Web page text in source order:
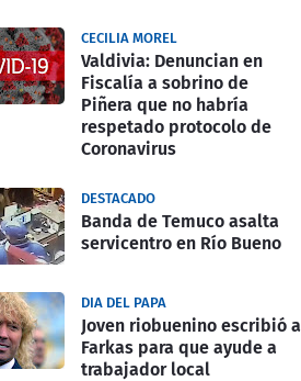
CECILIA MOREL
Valdivia: Denuncian en
Fiscalía a sobrino de
Piñera que no habría
respetado protocolo de
Coronavirus
DESTACADO
Banda de Temuco asalta
servicentro en Río Bueno
DIA DEL PAPA
Joven riobuenino escribió a
Farkas para que ayude a
trabajador local